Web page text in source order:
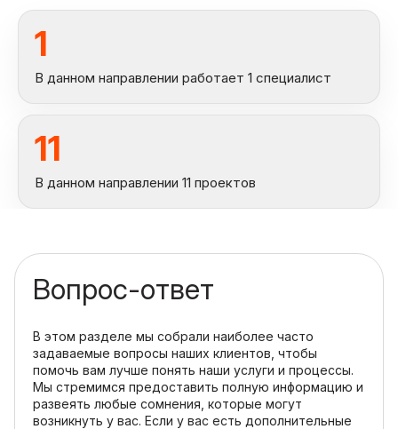
1
В данном направлении работает 1 специалист
11
В данном направлении 11 проектов
Вопрос-ответ
В этом разделе мы собрали наиболее часто
задаваемые вопросы наших клиентов, чтобы
помочь вам лучше понять наши услуги и процессы.
Мы стремимся предоставить полную информацию и
развеять любые сомнения, которые могут
возникнуть у вас. Если у вас есть дополнительные